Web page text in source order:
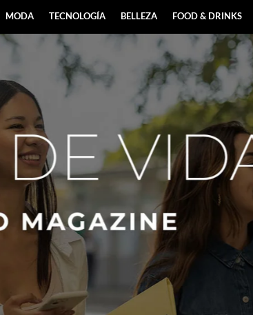
MODA TECNOLOGÍA BELLEZA FOOD & DRINKS